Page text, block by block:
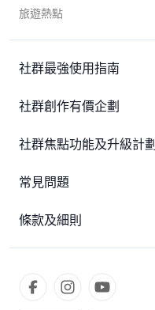
旅遊熱點
社群最強使用指南
社群創作有價企劃
社群焦點功能及升級計劃
常見問題
條款及細則